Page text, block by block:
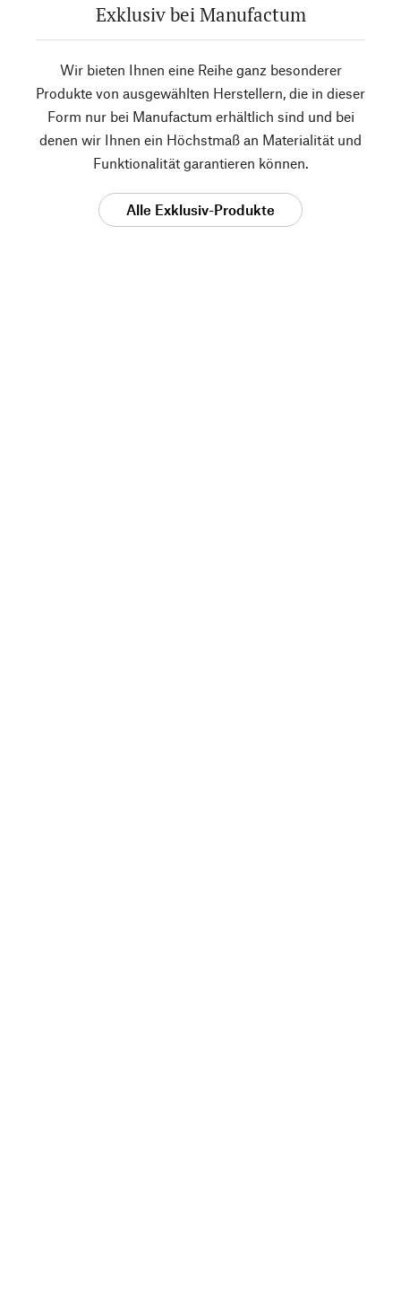
Exklusiv bei Manufactum
Wir bieten Ihnen eine Reihe ganz besonderer
Produkte von ausgewählten Herstellern, die in dieser
Form nur bei Manufactum erhältlich sind und bei
denen wir Ihnen ein Höchstmaß an Materialität und
Funktionalität garantieren können.
Alle Exklusiv-Produkte